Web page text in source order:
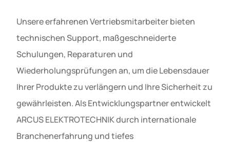
Unsere erfahrenen Vertriebsmitarbeiter bieten
technischen Support, maßgeschneiderte
Schulungen, Reparaturen und
Wiederholungsprüfungen an, um die Lebensdauer
Ihrer Produkte zu verlängern und Ihre Sicherheit zu
gewährleisten. Als Entwicklungspartner entwickelt
ARCUS ELEKTROTECHNIK durch internationale
Branchenerfahrung und tiefes